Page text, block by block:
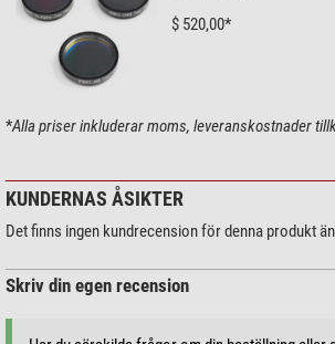
$ 520,00*
*Alla priser inkluderar moms, leveranskostnader
KUNDERNAS ÅSIKTER
Det finns ingen kundrecension för denna produkt
Skriv din egen recension